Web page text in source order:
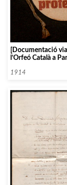
[Documentació
l’Orfeó Català a
1914